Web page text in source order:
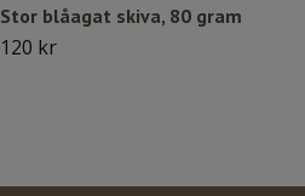
Stor blåagat skiva, 80 gram
120 kr